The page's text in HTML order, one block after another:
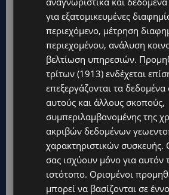
Topics
VIBE NEWS
Η Peugeot είναι ο επίσημος
Κινηματογράφου της Βενετίας
για εξατομικευμένες
περιεχόμενο, μέτρηση
περιεχομένου, ανάλυση
βελτίωση υπηρεσιών.
τρίτων (1913) ενδέχεται
επεξεργάζονται τα δεδομένα
αυτούς και άλλους σκοπούς,
συμπεριλαμβανομένης της
ακριβών δεδομένων
χαρακτηριστικών συσκευής.
σας ισχύουν μόνο για αυτόν
ιστότοπο. Ορισμένοι
μπορεί να βασίζονται σε